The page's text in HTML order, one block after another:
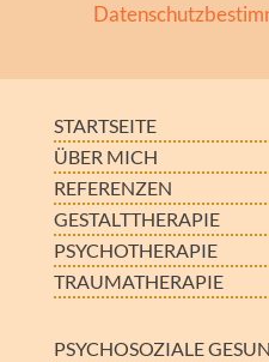
STARTSEITE
ÜBER MICH
REFERENZEN
GESTALTTHERAPIE
PSYCHOTHERAPIE
TRAUMATHERAPIE
PSYCHOSOZIALE